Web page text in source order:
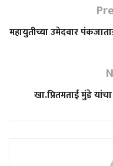
महायुतीच्या उमेदवार
खा.प्रितमताई मुंडे